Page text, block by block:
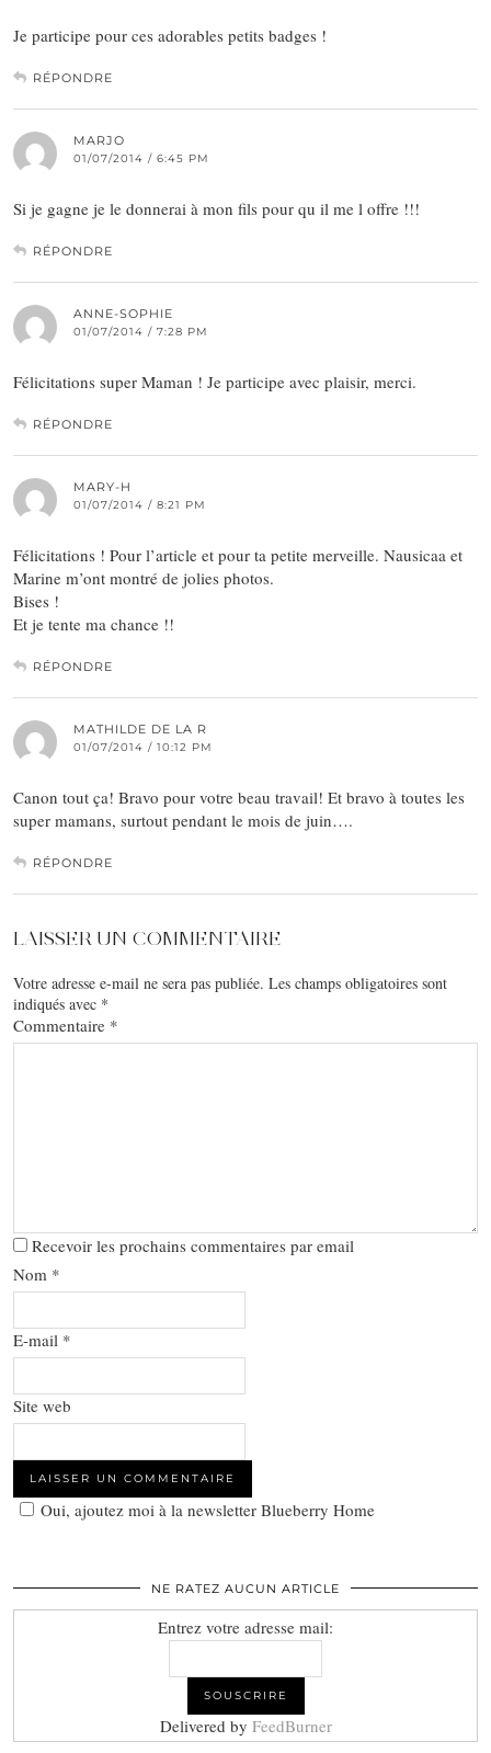
Je participe pour ces adorables petits badges !
RÉPONDRE
MARJO
01/07/2014 / 6:45 PM
Si je gagne je le donnerai à mon fils pour qu il me l offre !!!
RÉPONDRE
ANNE-SOPHIE
01/07/2014 / 7:28 PM
Félicitations super Maman ! Je participe avec plaisir, merci.
RÉPONDRE
MARY-H
01/07/2014 / 8:21 PM
Félicitations ! Pour l’article et pour ta petite merveille. Nausicaa et
Marine m’ont montré de jolies photos.
Bises !
Et je tente ma chance !!
RÉPONDRE
MATHILDE DE LA R
01/07/2014 / 10:12 PM
Canon tout ça! Bravo pour votre beau travail! Et bravo à toutes les
super mamans, surtout pendant le mois de juin….
RÉPONDRE
LAISSER UN COMMENTAIRE
Votre adresse e-mail ne sera pas publiée. Les champs obligatoires sont
indiqués avec *
Commentaire *
Recevoir les prochains commentaires par email
Nom *
E-mail *
Site web
Oui, ajoutez moi à la newsletter Blueberry Home
NE RATEZ AUCUN ARTICLE
Entrez votre adresse mail:
Delivered by FeedBurner